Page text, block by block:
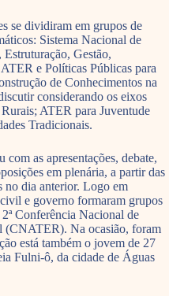
se dividiram em grupos de
Sistema Nacional de
Gestão,
e Políticas Públicas para
de Conhecimentos na
considerando os eixos
ATER para Juventude
Tradicionais.
as apresentações, debate,
em plenária, a partir das
no dia anterior. Logo em
e governo formaram grupos
Conferência Nacional de
(CNATER). Na ocasião, foram
está também o jovem de 27
Fulni-ô, da cidade de Águas